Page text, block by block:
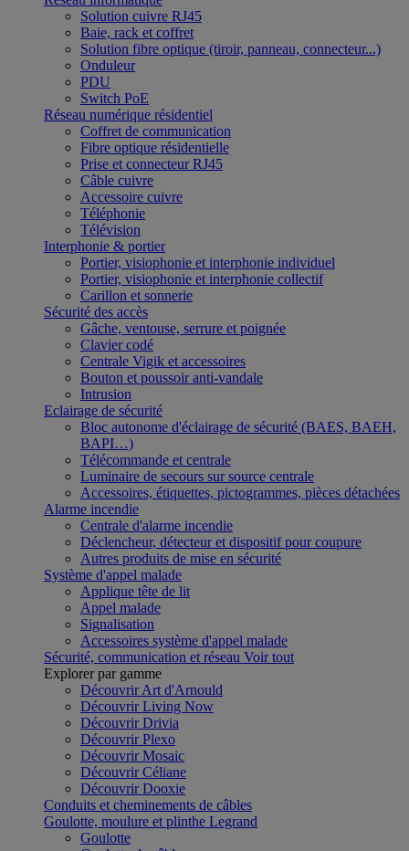
Solution cuivre RJ45
Baie, rack et coffret
Solution fibre optique (tiroir, panneau, connecteur...)
Onduleur
PDU
Switch PoE
Réseau numérique résidentiel
Coffret de communication
Fibre optique résidentielle
Prise et connecteur RJ45
Câble cuivre
Accessoire cuivre
Téléphonie
Télévision
Interphonie & portier
Portier, visiophonie et interphonie individuel
Portier, visiophonie et interphonie collectif
Carillon et sonnerie
Sécurité des accès
Gâche, ventouse, serrure et poignée
Clavier codé
Centrale Vigik et accessoires
Bouton et poussoir anti-vandale
Intrusion
Eclairage de sécurité
Bloc autonome d'éclairage de sécurité (BAES, BAEH,
BAPI…)
Télécommande et centrale
Luminaire de secours sur source centrale
Accessoires, étiquettes, pictogrammes, pièces détachées
Alarme incendie
Centrale d'alarme incendie
Déclencheur, détecteur et dispositif pour coupure
Autres produits de mise en sécurité
Système d'appel malade
Applique tête de lit
Appel malade
Signalisation
Accessoires système d'appel malade
Sécurité, communication et réseau Voir tout
Explorer par gamme
Découvrir Art d'Arnould
Découvrir Living Now
Découvrir Drivia
Découvrir Plexo
Découvrir Mosaic
Découvrir Céliane
Découvrir Dooxie
Conduits et cheminements de câbles
Goulotte, moulure et plinthe Legrand
Goulotte